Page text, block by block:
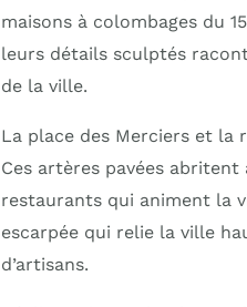
maisons à colombages du
leurs détails sculptés
de la ville.
La place des Merciers et
Ces artères pavées abritent
restaurants qui animent la
escarpée qui relie la ville
d’artisans.